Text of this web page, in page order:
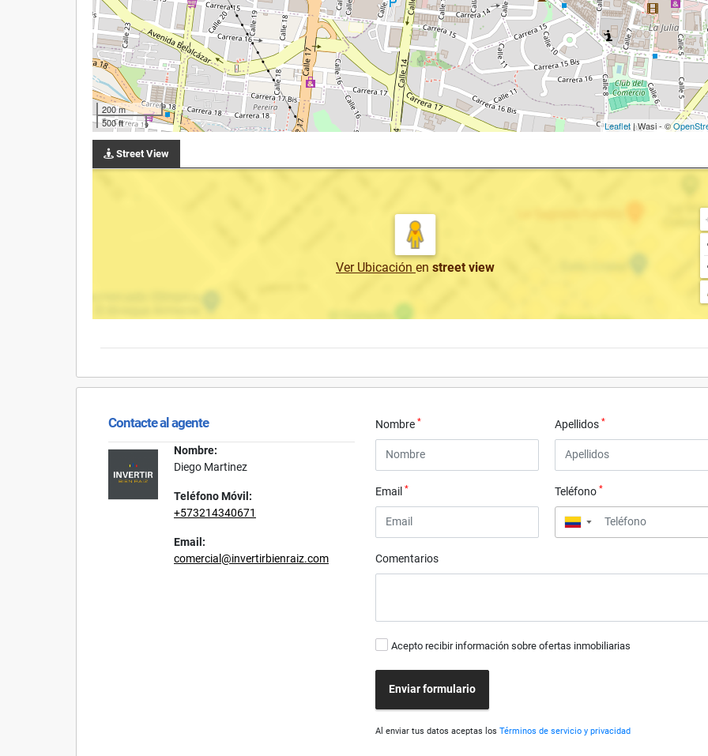
200 m
500 ft
Leaflet| Wasi - ©
Street View
Ver Ubicación en street view
Contacte al agente
Nombre:
Diego Martinez
Teléfono Móvil:
+573214340671
Email:
comercial@invertirbienraiz.com
Nombre* Apellidos *
Email* Teléfono *
▼
Comentarios
Acepto recibir información sobre ofertas inmobiliarias
Enviar formulario
Al enviar tus datos aceptas losTérminos de servicio y privacidad